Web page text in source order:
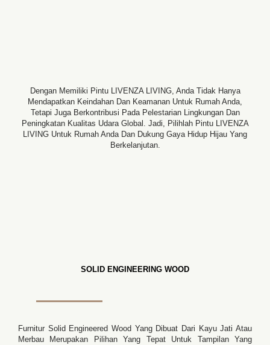
Dengan Memiliki Pintu LIVENZA LIVING, Anda Tidak Hanya
Mendapatkan Keindahan Dan Keamanan Untuk Rumah Anda,
Tetapi Juga Berkontribusi Pada Pelestarian Lingkungan Dan
Peningkatan Kualitas Udara Global. Jadi, Pilihlah Pintu LIVENZA
LIVING Untuk Rumah Anda Dan Dukung Gaya Hidup Hijau Yang
Berkelanjutan.
SOLID ENGINEERING WOOD
Furnitur Solid Engineered Wood Yang Dibuat Dari Kayu Jati Atau
Merbau Merupakan Pilihan Yang Tepat Untuk Tampilan Yang